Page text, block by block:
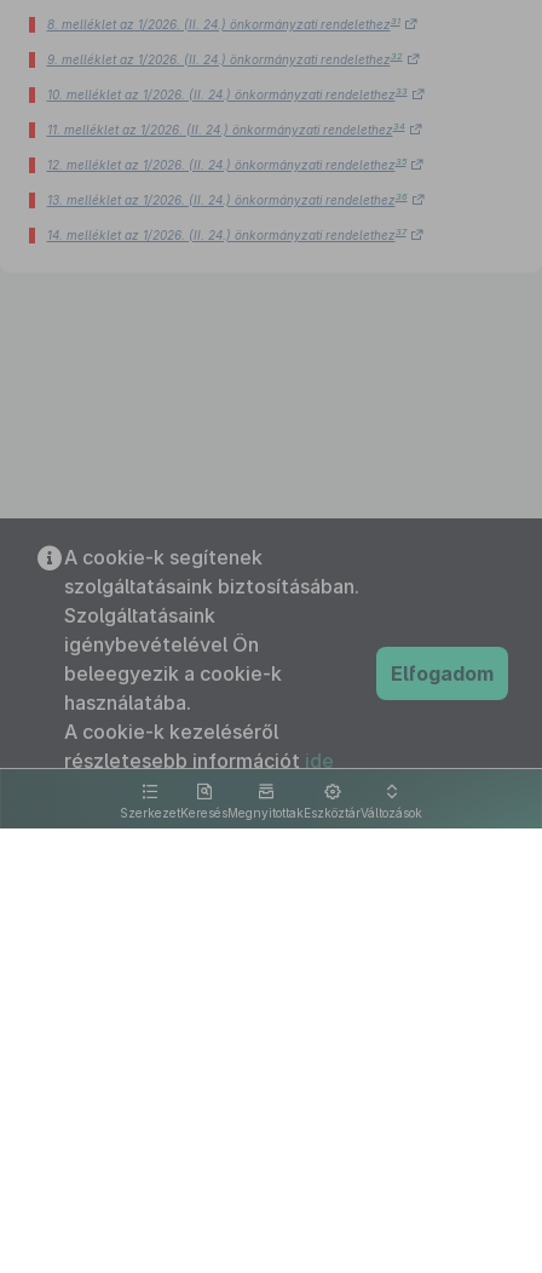
8. melléklet az 1/2026. (II. 24.) önkormányzati rendelethez31
9. melléklet az 1/2026. (II. 24.) önkormányzati rendelethez32
10. melléklet az 1/2026. (II. 24.) önkormányzati rendelethez33
11. melléklet az 1/2026. (II. 24.) önkormányzati rendelethez34
12. melléklet az 1/2026. (II. 24.) önkormányzati rendelethez35
13. melléklet az 1/2026. (II. 24.) önkormányzati rendelethez36
14. melléklet az 1/2026. (II. 24.) önkormányzati rendelethez37
SzerkezetKeresésMegnyitottakEszköztárVáltozások
A cookie-k segítenek
szolgáltatásaink biztosításában.
Szolgáltatásaink
igénybevételével Ön
beleegyezik a cookie-k
használatába.
A cookie-k kezeléséről
részletesebb információt ide
kattintva olvashat.
Elfogadom